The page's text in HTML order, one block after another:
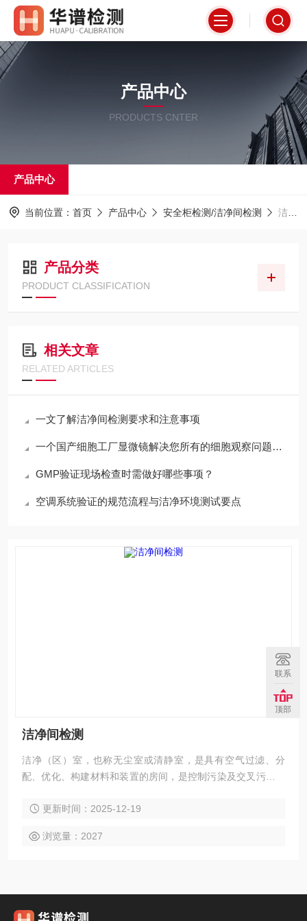
产品中心
PRODUCTS CNTER
产品中心
当前位置： 首页 产品中心 安全柜检测/洁净间检测 洁净间检测
产品分类
PRODUCT CLASSIFICATION
相关文章
RELATED ARTICLES
一文了解洁净间检测要求和注意事项
一个国产细胞工厂显微镜解决您所有的细胞观察问题是如何做到的？
GMP验证现场检查时需做好哪些事项？
空调系统验证的规范流程与洁净环境测试要点
洁净间检测
洁净（区）室，也称无尘室或清静室，是具有空气过滤、分
配、优化、构建材料和装置的房间，是控制污染及交叉污染的
度，以达到适当的洁净度级别。洁净间检测具体看详情页。
更新时间：2025-12-19
浏览量：2027
联系
顶部